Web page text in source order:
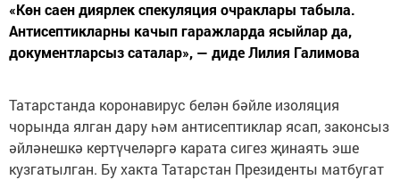
«Көн саен диярлек спекуляция очраклары табыла.
Антисептикларны качып гаражларда ясыйлар да,
документларсыз саталар», — диде Лилия Галимова
Татарстанда коронавирус белән бәйле изоляция
чорында ялган дару һәм антисептиклар ясап, законсыз
әйләнешкә кертүчеләргә карата сигез җинаять эше
кузгатылган. Бу хакта Татарстан Президенты матбугат